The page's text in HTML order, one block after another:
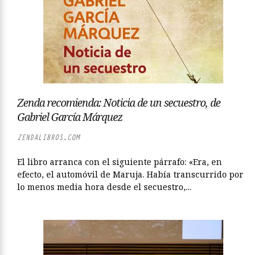
Zenda recomienda: Noticia de un secuestro, de
Gabriel García Márquez
ZENDALIBROS.COM
El libro arranca con el siguiente párrafo: «Era, en
efecto, el automóvil de Maruja. Había transcurrido por
lo menos media hora desde el secuestro,...